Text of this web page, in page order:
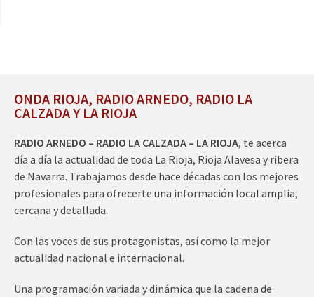
ONDA RIOJA, RADIO ARNEDO, RADIO LA
CALZADA Y LA RIOJA
RADIO ARNEDO – RADIO LA CALZADA – LA RIOJA, te acerca
día a día la actualidad de toda La Rioja, Rioja Alavesa y ribera
de Navarra. Trabajamos desde hace décadas con los mejores
profesionales para ofrecerte una información local amplia,
cercana y detallada.
Con las voces de sus protagonistas, así como la mejor
actualidad nacional e internacional.
Una programación variada y dinámica que la cadena de